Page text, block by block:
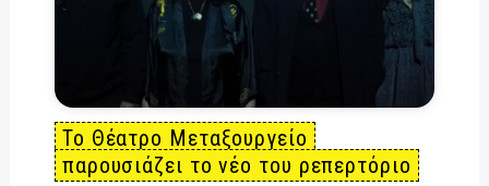
Το Θέατρο Μεταξουργείο
παρουσιάζει το νέο του ρεπερτόριο